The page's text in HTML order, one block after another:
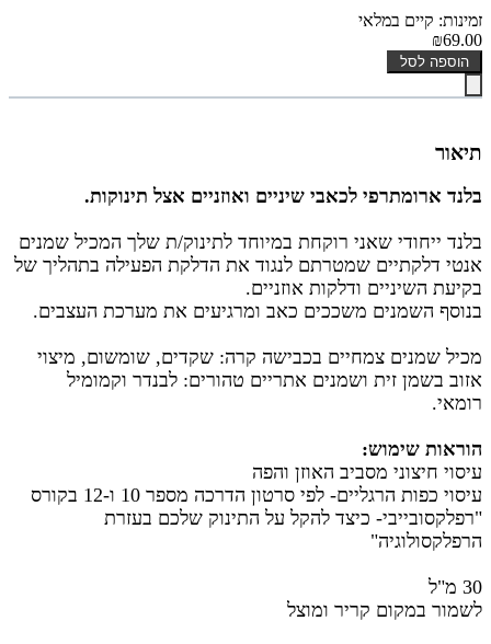
זמינות: קיים במלאי
₪69.00
הוספה לסל
תיאור
בלנד ארומתרפי לכאבי שיניים ואוזניים אצל תינוקות.
בלנד ייחודי שאני רוקחת במיוחד לתינוק/ת שלך המכיל שמנים
אנטי דלקתיים שמטרתם לנגוד את הדלקת הפעילה בתהליך של
בקיעת השיניים ודלקות אוזניים.
בנוסף השמנים משככים כאב ומרגיעים את מערכת העצבים.
מכיל שמנים צמחיים בכבישה קרה: שקדים, שומשום, מיצוי
אזוב בשמן זית ושמנים אתריים טהורים: לבנדר וקמומיל
רומאי.
הוראות שימוש:
עיסוי חיצוני מסביב האוזן והפה
עיסוי כפות הרגליים- לפי סרטון הדרכה מספר 10 ו-12
בקורס
"רפלקסובייבי- כיצד להקל על התינוק שלכם בעזרת
הרפלקסולוגיה"
30 מ"ל
לשמור במקום קריר ומוצל